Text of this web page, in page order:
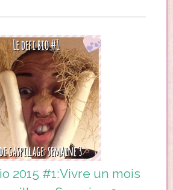
2015 #1:Vivre un mois